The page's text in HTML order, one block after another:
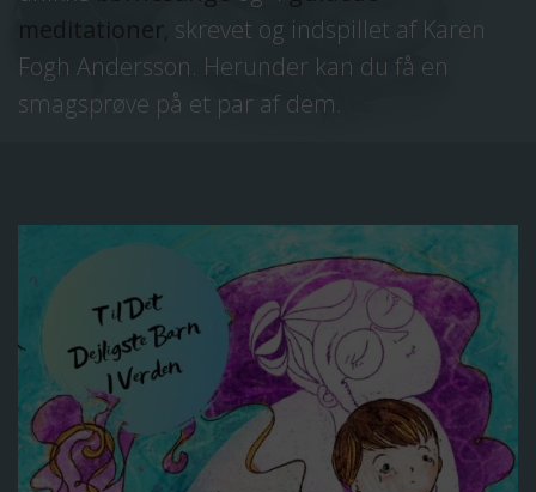
meditationer, skrevet og indspillet af Karen
Fogh Andersson. Herunder kan du få en
smagsprøve på et par af dem.